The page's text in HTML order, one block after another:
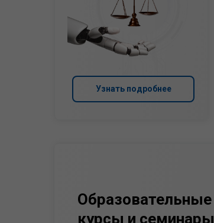
Образовательные
курсы и семинары
Узнать подробнее